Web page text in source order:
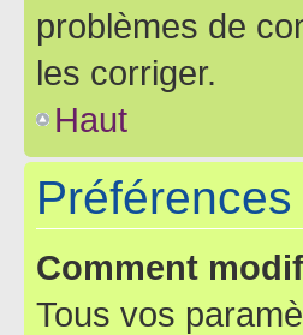
problèmes de
les corriger.
Haut
Comment
Tous vos